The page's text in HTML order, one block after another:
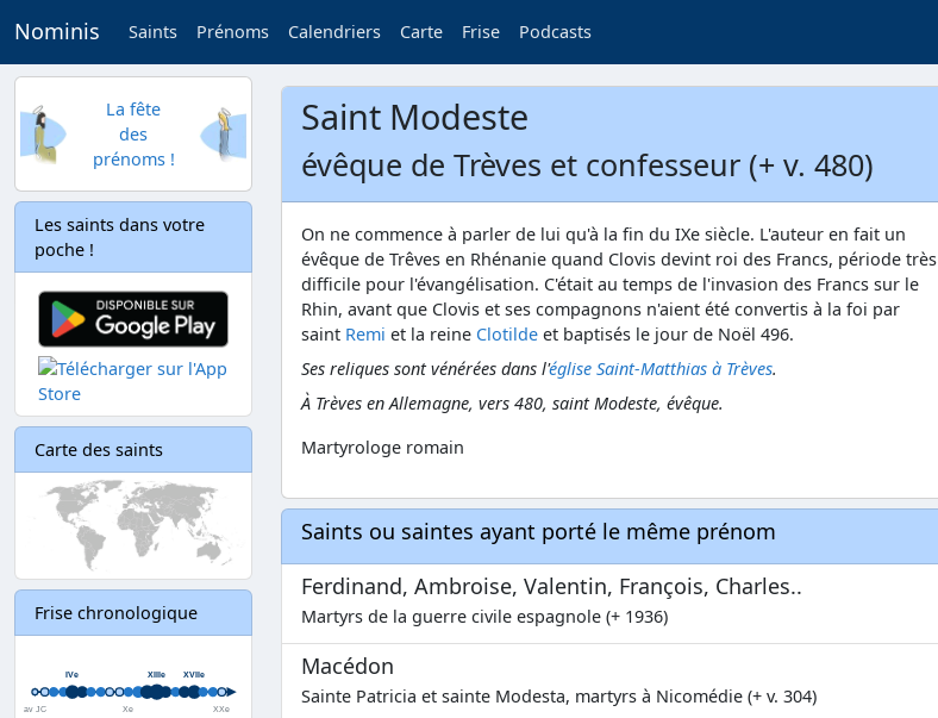
Nominis Saints Prénoms Calendriers Carte Frise Podcasts
La fête
des
prénoms !
Les saints dans votre
poche !
Carte des saints
Frise chronologique
Saint Modeste
évêque de Trèves et confesseur (+ v. 480)
On ne commence à parler de lui qu'à la fin du IXe siècle. L'auteur en fait un
évêque de Trêves en Rhénanie quand Clovis devint roi des Francs, période très
difficile pour l'évangélisation. C'était au temps de l'invasion des Francs sur le
Rhin, avant que Clovis et ses compagnons n'aient été convertis à la foi par
saint Remi et la reine Clotilde et baptisés le jour de Noël 496.
Ses reliques sont vénérées dans l'église Saint-Matthias à Trèves.
À Trèves en Allemagne, vers 480, saint Modeste, évêque.
Martyrologe romain
Saints ou saintes ayant porté le même prénom
Ferdinand, Ambroise, Valentin, François, Charles..
Martyrs de la guerre civile espagnole (+ 1936)
Macédon
Sainte Patricia et sainte Modesta, martyrs à Nicomédie (+ v. 304)